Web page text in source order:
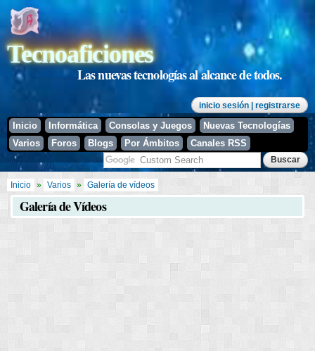
contenido
principal
Tecnoaficiones
Las nuevas tecnologías al alcance de todos.
inicio sesión | registrarse
Inicio Informática Consolas y Juegos
Nuevas Tecnologías
Varios
Foros Blogs Por Ámbitos Canales RSS
Se encuentra usted aquí
Inicio » Varios » Galería de vídeos
Galería de Vídeos